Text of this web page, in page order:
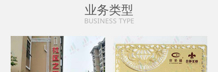
业务类型
BUSINESS TYPE